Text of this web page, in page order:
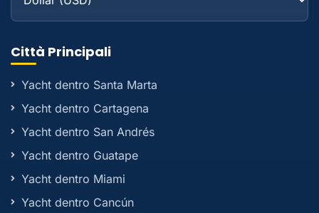
Città Principali
Yacht dentro Santa Marta
Yacht dentro Cartagena
Yacht dentro San Andrés
Yacht dentro Guatape
Yacht dentro Miami
Yacht dentro Cancún